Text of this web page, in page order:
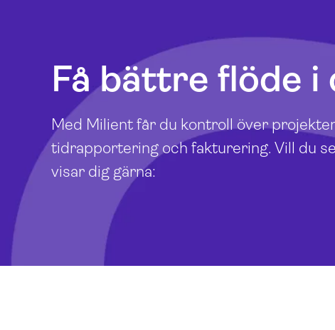
Få bättre flöde
Med Milient får du kontroll över
tidrapportering och fakturering. Vill du
visar dig gärna: